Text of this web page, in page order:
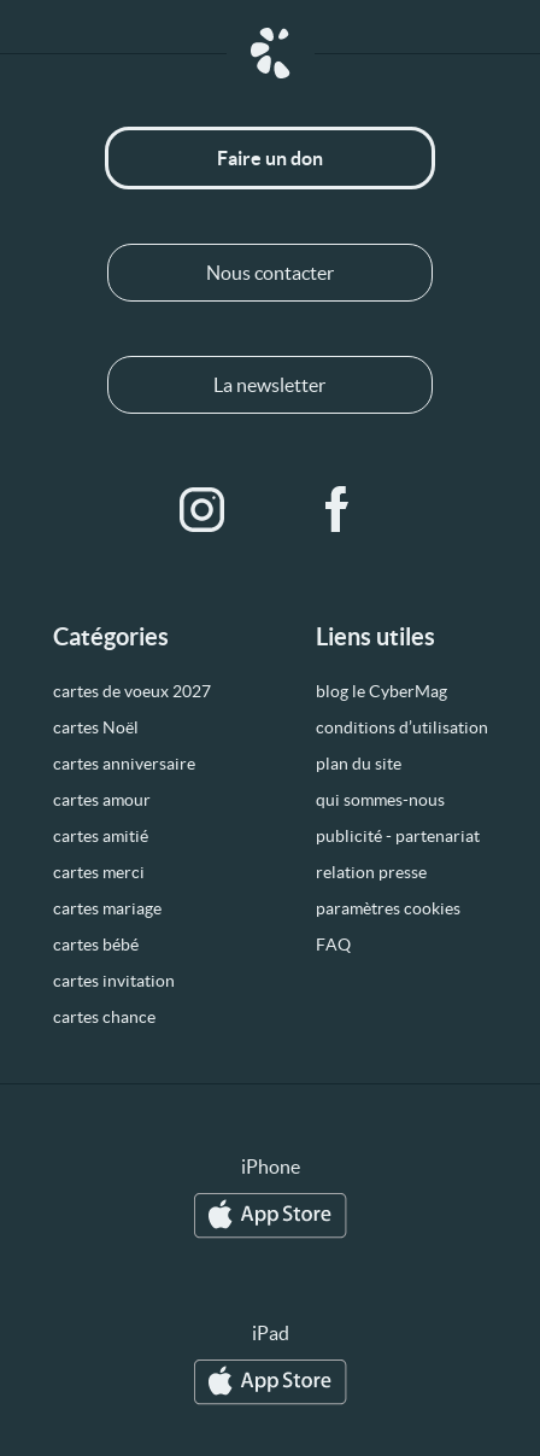
Catégories
cartes de voeux 2027
cartes Noël
cartes anniversaire
cartes amour
cartes amitié
cartes merci
cartes mariage
cartes bébé
cartes invitation
cartes chance
Liens utiles
blog le CyberMag
conditions d’utilisation
plan du site
qui sommes-nous
publicité - partenariat
relation presse
paramètres cookies
FAQ
Faire un don
Nous contacter
La newsletter
iPhone
iPad